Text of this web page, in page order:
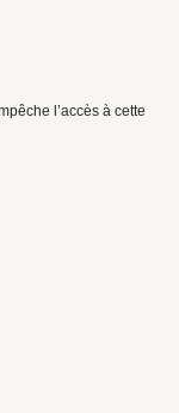
l’accès à cette